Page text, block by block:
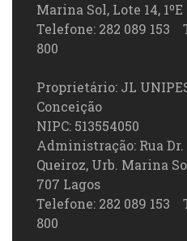
Marina Sol, Lote 14,
Telefone: 282 089 153
800
Proprietário: JL
Conceição
NIPC: 513554050
Administração: Rua
Queiroz, Urb. Marina
707 Lagos
Telefone: 282 089 153
800